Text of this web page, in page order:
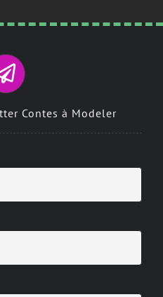
Contes à Modeler